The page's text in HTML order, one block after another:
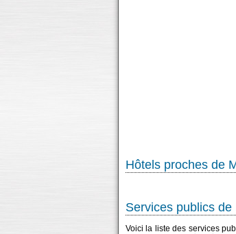
Hôtels proches de
Services publics
Voici la liste des services